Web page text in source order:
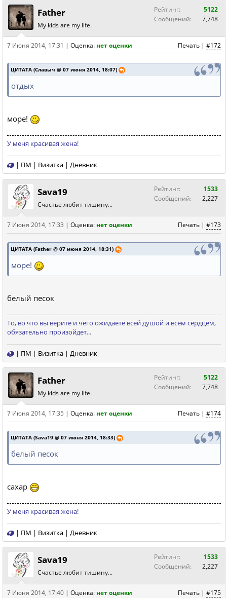
Father
My kids are my life.
Рейтинг:
5122
Сообщений:
7,748
Печать | #172
7 Июня 2014, 17:31 | Оценка: нет оценки
ЦИТАТА (Славыч @ 07 июня 2014, 18:07)
отдых
море!
У меня красивая жена!
| ПМ | Визитка | Дневник
Sava19
Счастье любит тишину...
Рейтинг:
1533
Сообщений:
2,227
Печать | #173
7 Июня 2014, 17:33 | Оценка: нет оценки
ЦИТАТА (Father @ 07 июня 2014, 18:31)
море!
белый песок
То, во что вы верите и чего ожидаете всей душой и всем сердцем,
обязательно произойдет...
| ПМ | Визитка | Дневник
Father
My kids are my life.
Рейтинг:
5122
Сообщений:
7,748
Печать | #174
7 Июня 2014, 17:35 | Оценка: нет оценки
ЦИТАТА (Sava19 @ 07 июня 2014, 18:33)
белый песок
сахар
У меня красивая жена!
| ПМ | Визитка | Дневник
Sava19
Счастье любит тишину...
Рейтинг:
1533
Сообщений:
2,227
Печать | #175
7 Июня 2014, 17:40 | Оценка: нет оценки